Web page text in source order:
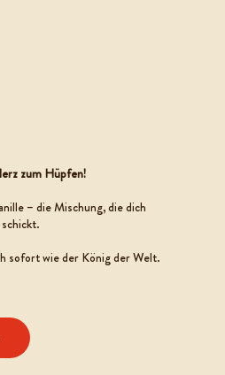
zum Hüpfen!
– die Mischung, die dich
sofort wie der König der Welt.